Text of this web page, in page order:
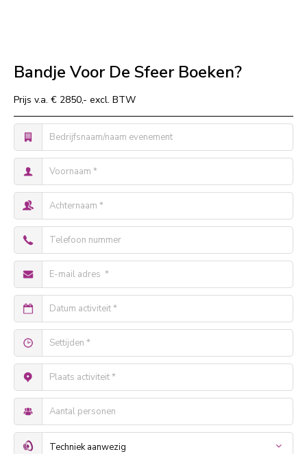
Bandje Voor De Sfeer Boeken?
Prijs v.a. € 2850,- excl. BTW